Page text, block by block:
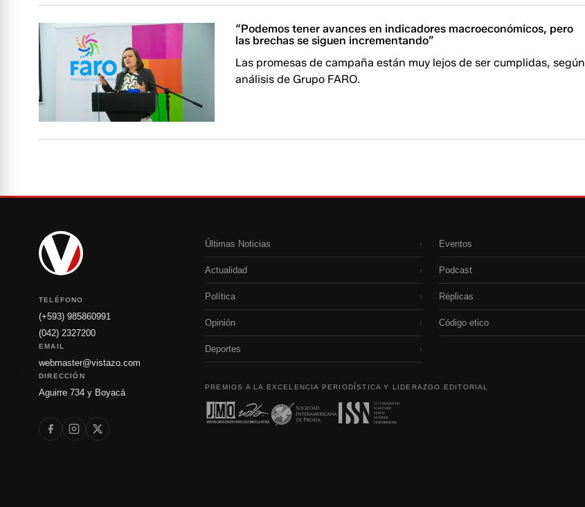
“Podemos tener avances en indicadores macroeconómicos, pero
las brechas se siguen incrementando”
Las promesas de campaña están muy lejos de ser cumplidas, según
análisis de Grupo FARO.
TELÉFONO
(+593) 985860991
(042) 2327200
EMAIL
webmaster@vistazo.com
DIRECCIÓN
Aguirre 734 y Boyacá
Últimas Noticias ›
Actualidad ›
Política ›
Opinión ›
Deportes ›
Eventos
Podcast
Réplicas
Código etico
PREMIOS A LA EXCELENCIA PERIODÍSTICA Y LIDERAZGO EDITORIAL